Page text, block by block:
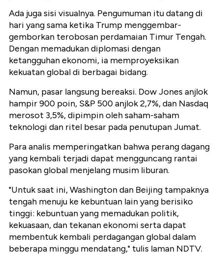
Ada juga sisi visualnya. Pengumuman itu datang di
hari yang sama ketika Trump menggembar-
gemborkan terobosan perdamaian Timur Tengah.
Dengan memadukan diplomasi dengan
ketangguhan ekonomi, ia memproyeksikan
kekuatan global di berbagai bidang.
Namun, pasar langsung bereaksi. Dow Jones anjlok
hampir 900 poin, S&P 500 anjlok 2,7%, dan Nasdaq
merosot 3,5%, dipimpin oleh saham-saham
teknologi dan ritel besar pada penutupan Jumat.
Para analis memperingatkan bahwa perang dagang
yang kembali terjadi dapat mengguncang rantai
pasokan global menjelang musim liburan.
"Untuk saat ini, Washington dan Beijing tampaknya
tengah menuju ke kebuntuan lain yang berisiko
tinggi: kebuntuan yang memadukan politik,
kekuasaan, dan tekanan ekonomi serta dapat
membentuk kembali perdagangan global dalam
beberapa minggu mendatang," tulis laman NDTV.